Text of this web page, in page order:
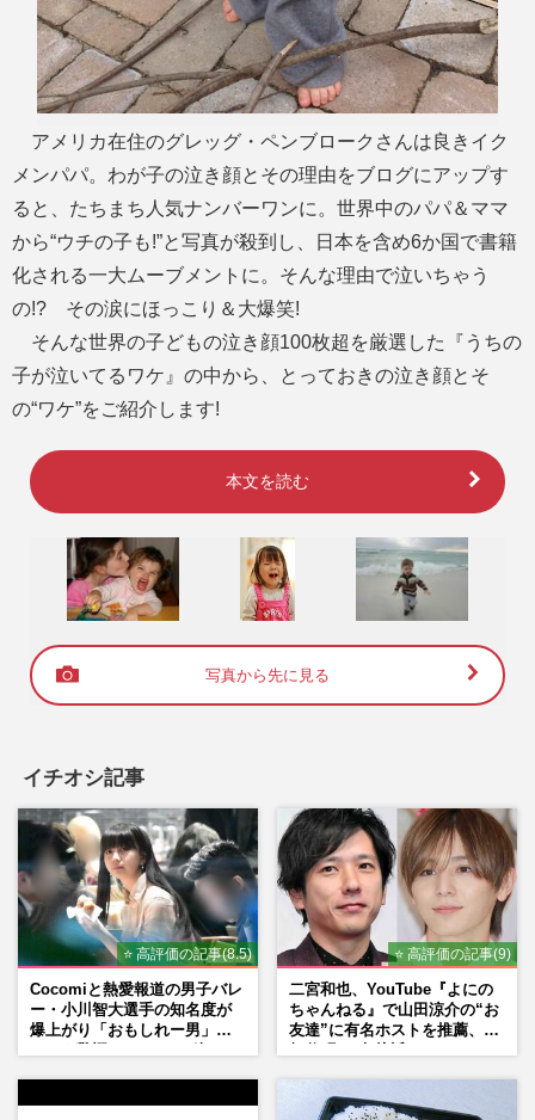
アメリカ在住のグレッグ・ペンブロークさんは良きイク
メンパパ。わが子の泣き顔とその理由をブログにアップす
ると、たちまち人気ナンバーワンに。世界中のパパ＆ママ
から“ウチの子も!”と写真が殺到し、日本を含め6か国で書籍
化される一大ムーブメントに。そんな理由で泣いちゃう
の!? その涙にほっこり＆大爆笑!
そんな世界の子どもの泣き顔100枚超を厳選した『うちの
子が泣いてるワケ』の中から、とっておきの泣き顔とそ
の“ワケ”をご紹介します!
本文を読む
写真から先に見る
イチオシ記事
⭐ 高評価の記事(8.5)
Cocomiと熱愛報道の男子バレ
ー・小川智大選手の知名度が
爆上がり「おもしれー男」フ
⭐ 高評価の記事(9)
二宮和也、YouTube『よにの
ちゃんねる』で山田涼介の“お
友達”に有名ホストを推薦、歌